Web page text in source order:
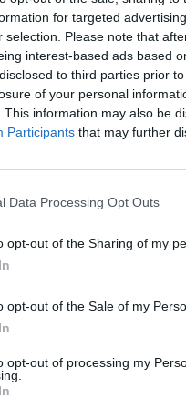
for targeted
selection. Please note that
interest-based ads based
to third parties prior
of your personal
This information may also be
Participants that may further
Data Processing Opt Outs
opt-out of the Sharing of my
opt-out of the Sale of my
opt-out of processing my
por :
descripción